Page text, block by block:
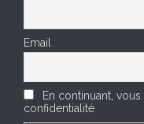
Email
En continuant,
confidentialité